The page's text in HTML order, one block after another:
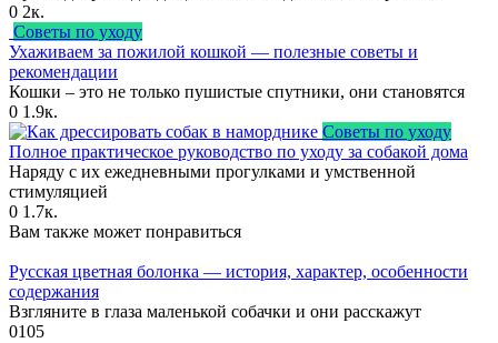
0 2к.
Советы по уходу
Ухаживаем за пожилой кошкой — полезные советы и
рекомендации
Кошки – это не только пушистые спутники, они становятся
0 1.9к.
Советы по уходу
Полное практическое руководство по уходу за собакой дома
Наряду с их ежедневными прогулками и умственной
стимуляцией
0 1.7к.
Вам также может понравиться
Русская цветная болонка — история, характер, особенности
содержания
Взгляните в глаза маленькой собачки и они расскажут
0105